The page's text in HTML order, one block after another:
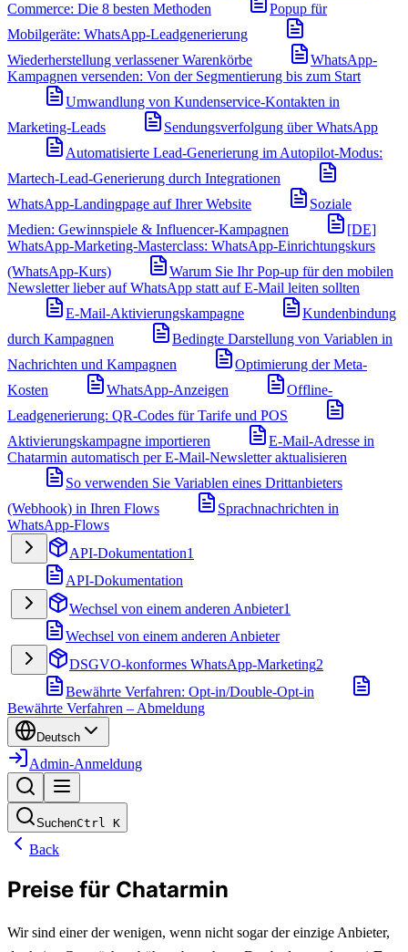
Commerce: Die 8 besten Methoden
Popup für
Mobilgeräte: WhatsApp-Leadgenerierung
Wiederherstellung verlassener Warenkörbe
WhatsApp-
Kampagnen versenden: Von der Segmentierung bis zum Start
Umwandlung von Kundenservice-Kontakten in
Marketing-Leads
Sendungsverfolgung über WhatsApp
Automatisierte Lead-Generierung im Autopilot-Modus:
Martech-Lead-Generierung durch Integrationen
WhatsApp-Landingpage auf Ihrer Website
Soziale
Medien: Gewinnspiele & Influencer-Kampagnen
[DE]
WhatsApp-Marketing-Masterclass: WhatsApp-Einrichtungskurs
(WhatsApp-Kurs)
Warum Sie Ihr Pop-up für den mobilen
Newsletter lieber auf WhatsApp statt auf E-Mail leiten sollten
E-Mail-Aktivierungskampagne
Kundenbindung
durch Kampagnen
Bedingte Darstellung von Variablen in
Nachrichten und Kampagnen
Optimierung der Meta-
Kosten
WhatsApp-Anzeigen
Offline-
Leadgenerierung: QR-Codes für Tarife und POS
Aktivierungskampagne importieren
E-Mail-Adresse in
Chatarmin automatisch per E-Mail-Newsletter aktualisieren
So verwenden Sie Variablen eines Drittanbieters
(Webhook) in Ihren Flows
Sprachnachrichten in
WhatsApp-Flows
API-Dokumentation1
API-Dokumentation
Wechsel von einem anderen Anbieter1
Wechsel von einem anderen Anbieter
DSGVO-konformes WhatsApp-Marketing2
Bewährte Verfahren: Opt-in/Double-Opt-in
Bewährte Verfahren – Abmeldung
Deutsch
Admin-Anmeldung
SuchenCtrl K
Back
Preise für Chatarmin
Wir sind einer der wenigen, wenn nicht sogar der einzige Anbieter,